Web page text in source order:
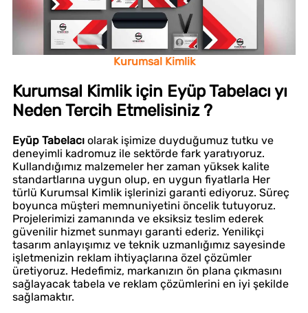
Kurumsal Kimlik
Kurumsal Kimlik için Eyüp Tabelacı yı
Neden Tercih Etmelisiniz ?
Eyüp Tabelacı olarak işimize duyduğumuz tutku ve
deneyimli kadromuz ile sektörde fark yaratıyoruz.
Kullandığımız malzemeler her zaman yüksek kalite
standartlarına uygun olup, en uygun fiyatlarla Her
türlü Kurumsal Kimlik işlerinizi garanti ediyoruz. Süreç
boyunca müşteri memnuniyetini öncelik tutuyoruz.
Projelerimizi zamanında ve eksiksiz teslim ederek
güvenilir hizmet sunmayı garanti ederiz. Yenilikçi
tasarım anlayışımız ve teknik uzmanlığımız sayesinde
işletmenizin reklam ihtiyaçlarına özel çözümler
üretiyoruz. Hedefimiz, markanızın ön plana çıkmasını
sağlayacak tabela ve reklam çözümlerini en iyi şekilde
sağlamaktır.